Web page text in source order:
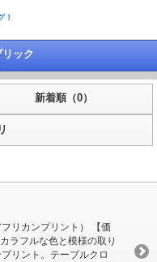
！
ック
新着順（0）
リカンプリント） 【価
ラフルな色と模様の取り
リント。テーブルクロ